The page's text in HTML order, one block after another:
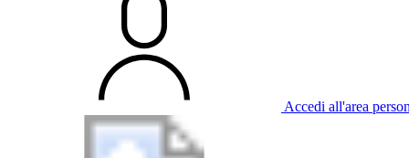
Accedi all'area